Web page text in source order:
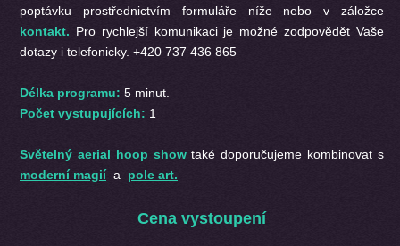
poptávku prostřednictvím formuláře níže nebo v záložce
kontakt. Pro rychlejší komunikaci je možné zodpovědět Vaše
dotazy i telefonicky. +420 737 436 865
Délka programu: 5 minut.
Počet vystupujících: 1
Světelný aerial hoop showtaké doporučujeme kombinovat s
moderní magií a pole art.
Cena vystoupení